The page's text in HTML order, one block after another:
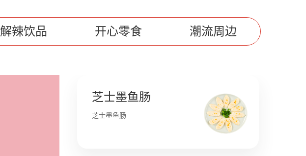
解辣饮品 开心零食 潮流周边
芝士墨鱼肠
芝士墨鱼肠